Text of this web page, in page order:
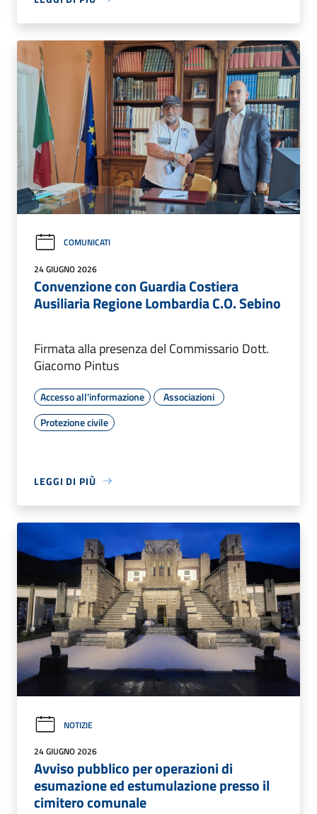
COMUNICATI
24 GIUGNO 2026
Convenzione con Guardia Costiera
Ausiliaria Regione Lombardia C.O. Sebino
Firmata alla presenza del Commissario Dott.
Giacomo Pintus
Accesso all'informazione
Associazioni
Protezione civile
LEGGI DI PIÙ
NOTIZIE
24 GIUGNO 2026
Avviso pubblico per operazioni di
esumazione ed estumulazione presso il
cimitero comunale